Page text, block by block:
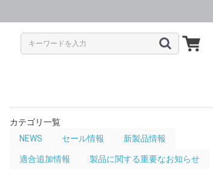
カテゴリ一覧
NEWS
セール情報 新製品情報
適合追加情報 製品に関する重要なお知らせ